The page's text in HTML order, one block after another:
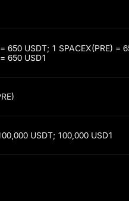
650 USDT; 1 SPACEX(PRE) =
650 USD1
USDT; 100,000 USD1